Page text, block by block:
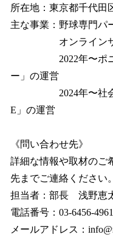
所在地：東京都千代
主な事業：野球専門パ
オンラインサ
2022年〜ポニーリ
ー」の運営
2024年〜社会人
E」の運営
《問い合わせ先》
詳細な情報や取材のご
先までご連絡ください。
担当者：部長 浅野恵
電話番号：03-6456-4961
メールアドレス：